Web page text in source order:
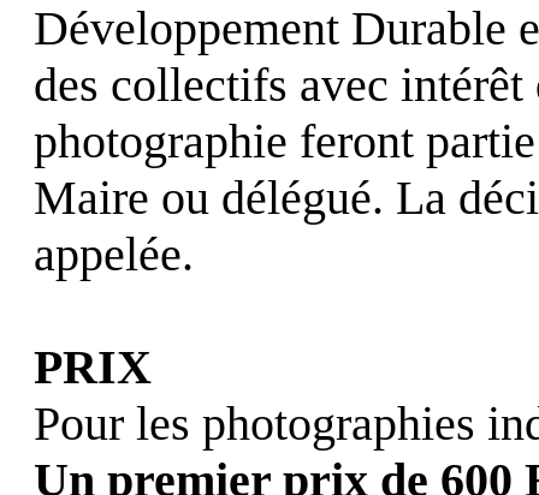
Développement Durable
des collectifs avec
photographie feront
Maire ou délégué. La
appelée.
PRIX
Pour les photographies
Un premier prix de 600